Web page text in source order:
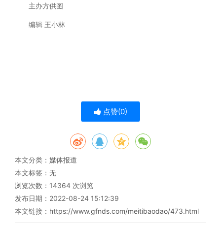
主办方供图
编辑 王小林
点赞(0)
本文分类： 媒体报道
本文标签：无
浏览次数： 14364 次浏览
发布日期：2022-08-24 15:12:39
本文链接： https://www.gfnds.com/meitibaodao/473.html